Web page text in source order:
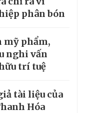
phân bón
mỹ phẩm,
nghi vấn
trí tuệ
tài liệu của
Hóa